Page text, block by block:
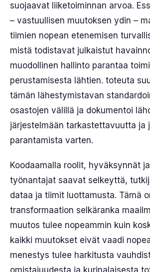
suojaavat liiketoiminnan arvoa.
– vastuullisen muutoksen ydin –
tiimien nopean etenemisen
mistä todistavat julkaistut
muodollinen hallinto parantaa
perustamisesta lähtien. toteuta
tämän lähestymistavan
osastojen välillä ja dokumentoi
järjestelmään tarkastettavuutta ja
parantamista varten.
Koodaamalla roolit, hyväksynnät
työnantajat saavat selkeyttä,
dataa ja tiimit luottamusta. Tämä
transformaation selkäranka
muutos tulee nopeammin kuin
kaikki muutokset eivät vaadi
menestys tulee harkitusta
omistajuudesta ja kurinalaisesta